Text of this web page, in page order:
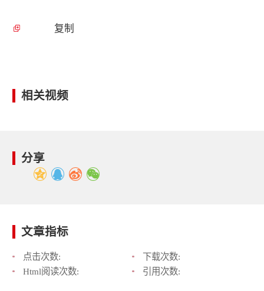
复制
相关视频
分享
文章指标
点击次数:
下载次数:
Html阅读次数:
引用次数: